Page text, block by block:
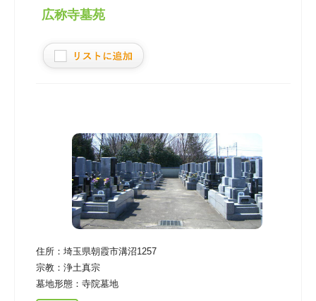
広称寺墓苑
住所： 埼玉県朝霞市溝沼1257
宗教： 浄土真宗
墓地形態： 寺院墓地